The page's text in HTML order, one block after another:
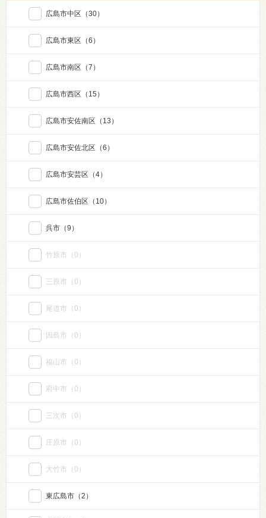
広島市中区 （30）
広島市東区 （6）
広島市南区 （7）
広島市西区 （15）
広島市安佐南区 （13）
広島市安佐北区 （6）
広島市安芸区 （4）
広島市佐伯区 （10）
呉市 （9）
竹原市 （0）
三原市 （0）
尾道市 （0）
因島市 （0）
福山市 （0）
府中市 （0）
三次市 （0）
庄原市 （0）
大竹市 （0）
東広島市 （2）